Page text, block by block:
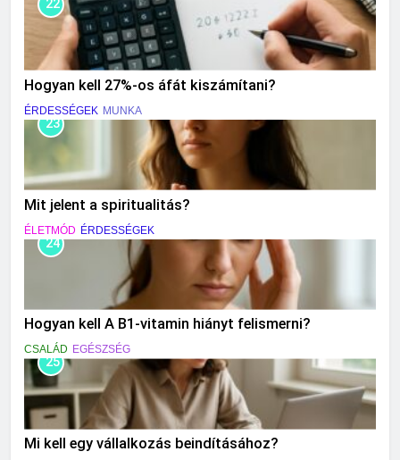
22
Hogyan kell 27%-os áfát kiszámítani?
ÉRDESSÉGEK MUNKA
23
Mit jelent a spiritualitás?
ÉLETMÓD ÉRDESSÉGEK
24
Hogyan kell A B1-vitamin hiányt felismerni?
CSALÁD EGÉSZSÉG
25
Mi kell egy vállalkozás beindításához?